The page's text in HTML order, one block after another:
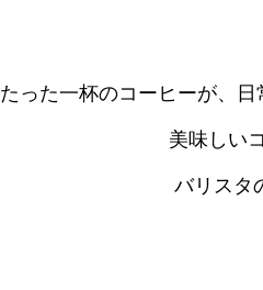
たった一杯のコーヒーが、
美味しい
バリスタ